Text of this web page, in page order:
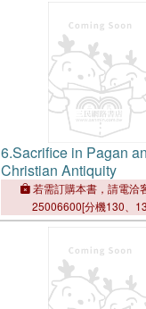
6.Sacrifice in Pagan
Christian Antiquity
若需訂購本書，請電洽
25006600[分機130、